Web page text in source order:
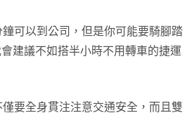
可以到公司，但是你可能要騎腳踏
建議不如搭半小時不用轉車的捷運
要全身貫注注意交通安全，而且雙